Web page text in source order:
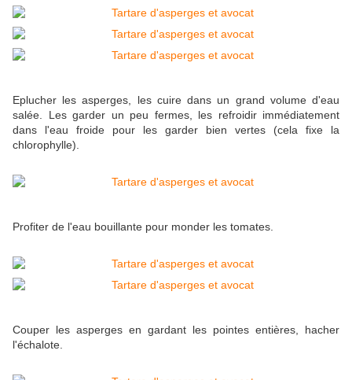
Eplucher les asperges, les cuire dans un grand volume d'eau
salée. Les garder un peu fermes, les refroidir immédiatement
dans l'eau froide pour les garder bien vertes (cela fixe la
chlorophylle).
Profiter de l'eau bouillante pour monder les tomates.
Couper les asperges en gardant les pointes entières, hacher
l'échalote.